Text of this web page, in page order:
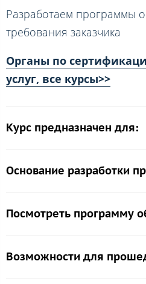
Разработаем программы
требования заказчика
Органы по
услуг, все курсы>>
Курс предназначен для:
Основание разработки
Посмотреть программу
Возможности для